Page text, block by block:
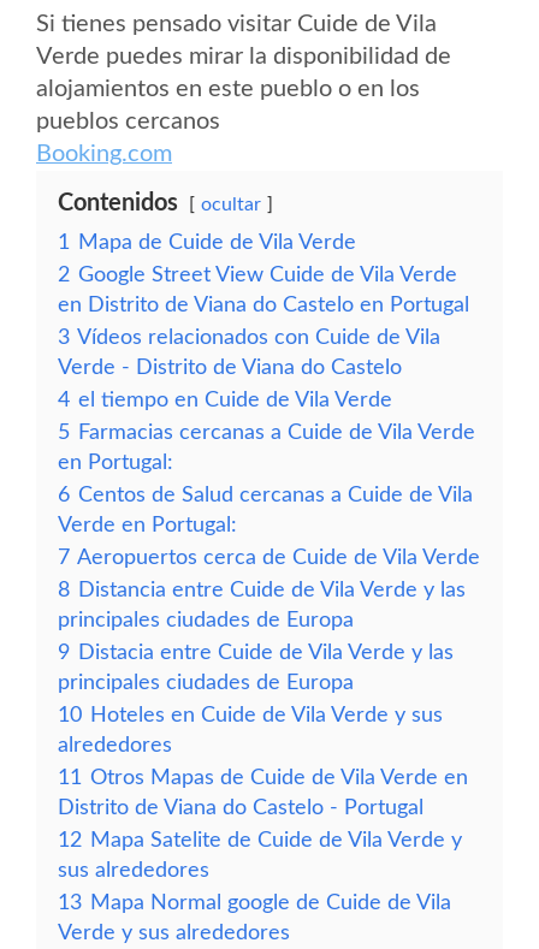
Si tienes pensado visitar Cuide de Vila
Verde puedes mirar la disponibilidad de
alojamientos en este pueblo o en los
pueblos cercanos
Booking.com
Contenidos ocultar
1
Mapa de Cuide de Vila Verde
2 Google Street View Cuide de Vila Verde
en Distrito de Viana do Castelo en Portugal
3 Vídeos relacionados con Cuide de Vila
Verde - Distrito de Viana do Castelo
4 el tiempo en Cuide de Vila Verde
5 Farmacias cercanas a Cuide de Vila Verde
en Portugal:
6 Centos de Salud cercanas a Cuide de Vila
Verde en Portugal:
7 Aeropuertos cerca de Cuide de Vila Verde
8 Distancia entre Cuide de Vila Verde y las
principales ciudades de Europa
9 Distacia entre Cuide de Vila Verde y las
principales ciudades de Europa
10 Hoteles en Cuide de Vila Verde y sus
alrededores
11 Otros Mapas de Cuide de Vila Verde en
Distrito de Viana do Castelo - Portugal
12 Mapa Satelite de Cuide de Vila Verde y
sus alrededores
13 Mapa Normal google de Cuide de Vila
Verde y sus alrededores